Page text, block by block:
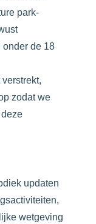
park-
onder de 18
zodat we
updaten
wetgeving